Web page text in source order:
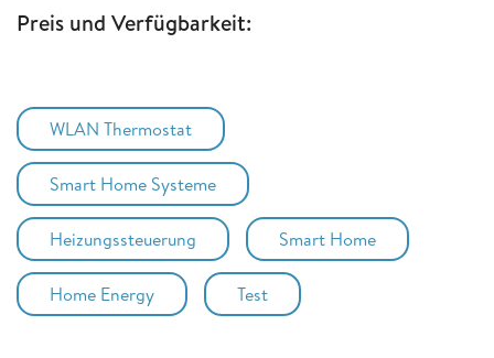
Preis und Verfügbarkeit:
WLAN Thermostat
Smart Home Systeme
Heizungssteuerung Smart Home
Home Energy Test